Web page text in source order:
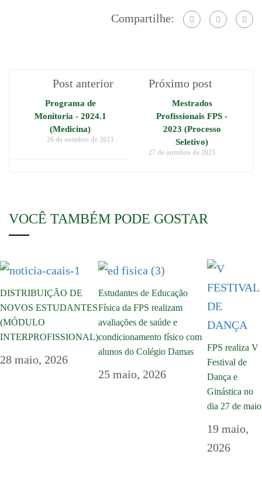
Compartilhe:
Post anterior
Programa de
Monitoria - 2024.1
(Medicina)
26 de outubro de 2023
Próximo post
Mestrados
Profissionais FPS -
2023 (Processo
Seletivo)
27 de outubro de 2023
VOCÊ TAMBÉM PODE GOSTAR
DISTRIBUIÇÃO DE
NOVOS ESTUDANTES
(MÓDULO
INTERPROFISSIONAL)
28 maio, 2026
Estudantes de Educação
Física da FPS realizam
avaliações de saúde e
condicionamento físico com
alunos do Colégio Damas
25 maio, 2026
FPS realiza V
Festival de
Dança e
Ginástica no
dia 27 de maio
19 maio,
2026